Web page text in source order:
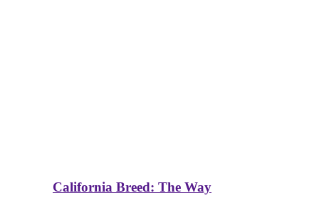
California Breed: The Way